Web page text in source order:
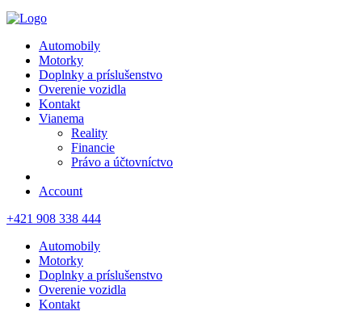
Automobily
Motorky
Doplnky a príslušenstvo
Overenie vozidla
Kontakt
Vianema
Reality
Financie
Právo a účtovníctvo
Account
+421 908 338 444
Automobily
Motorky
Doplnky a príslušenstvo
Overenie vozidla
Kontakt